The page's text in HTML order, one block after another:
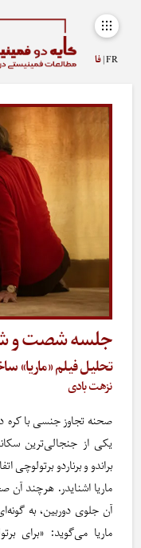
FR | فا
جلسه شصت و
تحلیل فیلم «ماریا»
نزهت بادی
صحنه تجاوز جنسی با کره
یکی از جنجالی‌ترین
براندو و برناردو برتولوچی
ماریا اشنایدر. هرچند آن
آن جلوی دوربین، به
ماریا می‌گوید: «برای